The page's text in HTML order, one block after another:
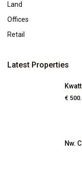
Land
Offices
Retail
Latest Properties
€
Nw.